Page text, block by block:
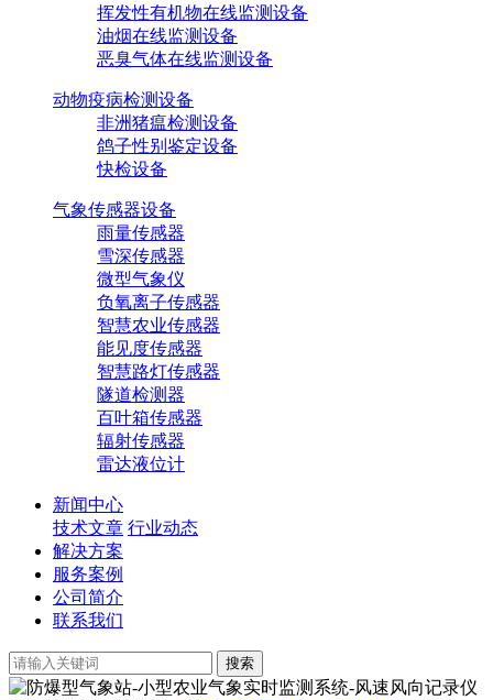
挥发性有机物在线监测设备
油烟在线监测设备
恶臭气体在线监测设备
动物疫病检测设备
非洲猪瘟检测设备
鸽子性别鉴定设备
快检设备
气象传感器设备
雨量传感器
雪深传感器
微型气象仪
负氧离子传感器
智慧农业传感器
能见度传感器
智慧路灯传感器
隧道检测器
百叶箱传感器
辐射传感器
雷达液位计
新闻中心
技术文章 行业动态
解决方案
服务案例
公司简介
联系我们